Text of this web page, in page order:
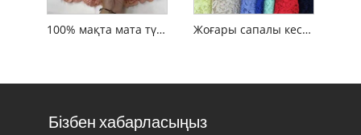
100% мақта мата түрлі-түсті француз кестесі әйелдер киімі Жоғары сапалы кестенің жоғары сапалы кружко кружкасы
Бізбен хабарласыңыз